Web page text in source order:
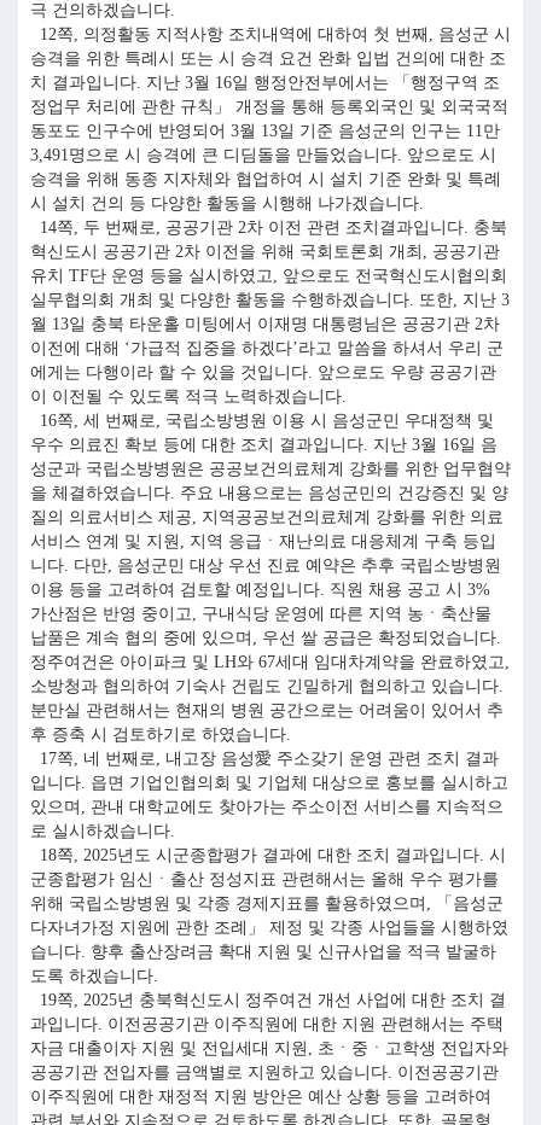
극 건의하겠습니다.
12쪽, 의정활동 지적사항 조치내역에 대하여 첫 번째, 음성군 시
승격을 위한 특례시 또는 시 승격 요건 완화 입법 건의에 대한 조
치 결과입니다. 지난 3월 16일 행정안전부에서는 「행정구역 조
정업무 처리에 관한 규칙」 개정을 통해 등록외국인 및 외국국적
동포도 인구수에 반영되어 3월 13일 기준 음성군의 인구는 11만
3,491명으로 시 승격에 큰 디딤돌을 만들었습니다. 앞으로도 시
승격을 위해 동종 지자체와 협업하여 시 설치 기준 완화 및 특례
시 설치 건의 등 다양한 활동을 시행해 나가겠습니다.
14쪽, 두 번째로, 공공기관 2차 이전 관련 조치결과입니다. 충북
혁신도시 공공기관 2차 이전을 위해 국회토론회 개최, 공공기관
유치 TF단 운영 등을 실시하였고, 앞으로도 전국혁신도시협의회
실무협의회 개최 및 다양한 활동을 수행하겠습니다. 또한, 지난 3
월 13일 충북 타운홀 미팅에서 이재명 대통령님은 공공기관 2차
이전에 대해 ‘가급적 집중을 하겠다’라고 말씀을 하셔서 우리 군
에게는 다행이라 할 수 있을 것입니다. 앞으로도 우량 공공기관
이 이전될 수 있도록 적극 노력하겠습니다.
16쪽, 세 번째로, 국립소방병원 이용 시 음성군민 우대정책 및
우수 의료진 확보 등에 대한 조치 결과입니다. 지난 3월 16일 음
성군과 국립소방병원은 공공보건의료체계 강화를 위한 업무협약
을 체결하였습니다. 주요 내용으로는 음성군민의 건강증진 및 양
질의 의료서비스 제공, 지역공공보건의료체계 강화를 위한 의료
서비스 연계 및 지원, 지역 응급ㆍ재난의료 대응체계 구축 등입
니다. 다만, 음성군민 대상 우선 진료 예약은 추후 국립소방병원
이용 등을 고려하여 검토할 예정입니다. 직원 채용 공고 시 3%
가산점은 반영 중이고, 구내식당 운영에 따른 지역 농ㆍ축산물
납품은 계속 협의 중에 있으며, 우선 쌀 공급은 확정되었습니다.
정주여건은 아이파크 및 LH와 67세대 임대차계약을 완료하였고,
소방청과 협의하여 기숙사 건립도 긴밀하게 협의하고 있습니다.
분만실 관련해서는 현재의 병원 공간으로는 어려움이 있어서 추
후 증축 시 검토하기로 하였습니다.
17쪽, 네 번째로, 내고장 음성愛 주소갖기 운영 관련 조치 결과
입니다. 읍면 기업인협의회 및 기업체 대상으로 홍보를 실시하고
있으며, 관내 대학교에도 찾아가는 주소이전 서비스를 지속적으
로 실시하겠습니다.
18쪽, 2025년도 시군종합평가 결과에 대한 조치 결과입니다. 시
군종합평가 임신ㆍ출산 정성지표 관련해서는 올해 우수 평가를
위해 국립소방병원 및 각종 경제지표를 활용하였으며, 「음성군
다자녀가정 지원에 관한 조례」 제정 및 각종 사업들을 시행하였
습니다. 향후 출산장려금 확대 지원 및 신규사업을 적극 발굴하
도록 하겠습니다.
19쪽, 2025년 충북혁신도시 정주여건 개선 사업에 대한 조치 결
과입니다. 이전공공기관 이주직원에 대한 지원 관련해서는 주택
자금 대출이자 지원 및 전입세대 지원, 초ㆍ중ㆍ고학생 전입자와
공공기관 전입자를 금액별로 지원하고 있습니다. 이전공공기관
이주직원에 대한 재정적 지원 방안은 예산 상황 등을 고려하여
관련 부서와 지속적으로 검토하도록 하겠습니다. 또한, 골목형